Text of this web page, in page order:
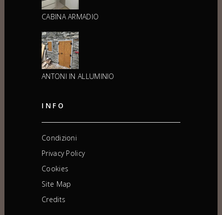
CABINA ARMADIO
ANTONI IN ALLUMINIO
INFO
Condizioni
Privacy Policy
Cookies
Site Map
Credits